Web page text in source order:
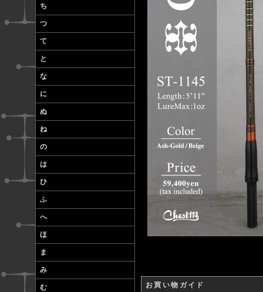
ち
つ
て
と
な
に
ぬ
ね
の
は
ひ
ふ
へ
ほ
ま
み
む お買い物ガイド